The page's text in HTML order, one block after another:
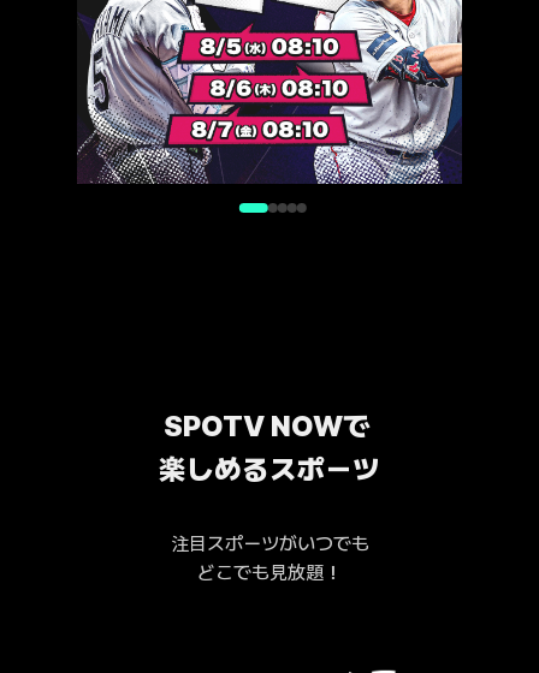
SPOTV NOWで
楽しめるスポーツ
注目スポーツがいつでも
どこでも見放題！